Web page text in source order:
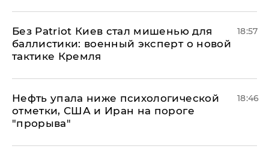
​Без Patriot Киев стал мишенью для
баллистики: военный эксперт о новой
тактике Кремля
18:57
Нефть упала ниже психологической
отметки, США и Иран на пороге
"прорыва"
18:46